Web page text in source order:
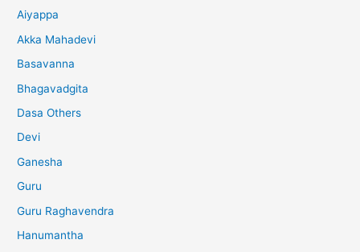
Aiyappa
Akka Mahadevi
Basavanna
Bhagavadgita
Dasa Others
Devi
Ganesha
Guru
Guru Raghavendra
Hanumantha